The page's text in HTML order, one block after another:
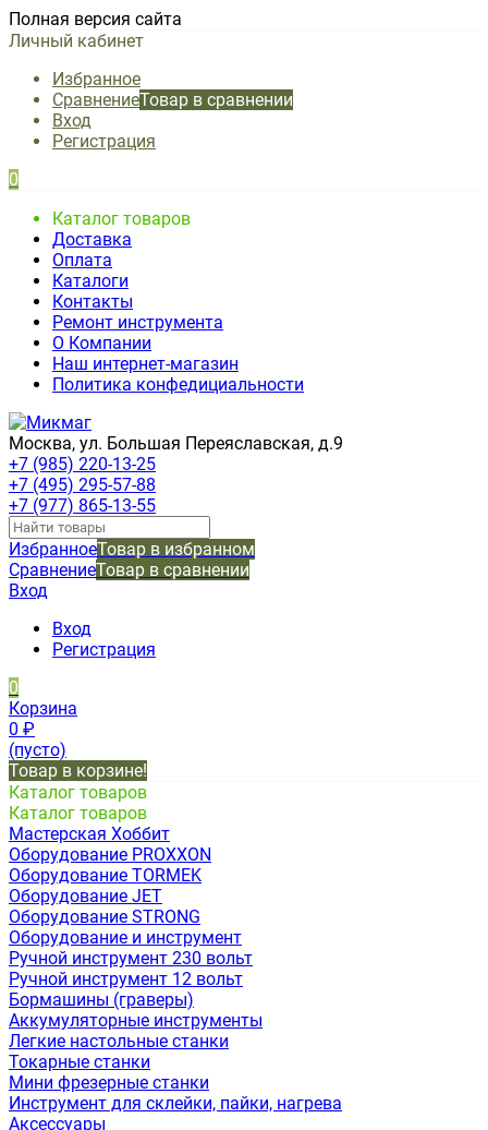
Полная версия сайта
Личный кабинет
Избранное
СравнениеТовар в сравнении
Вход
Регистрация
0
Каталог товаров
Доставка
Оплата
Каталоги
Контакты
Ремонт инструмента
О Компании
Наш интернет-магазин
Политика конфедициальности
Москва, ул. Большая Переяславская, д.9
+7 (985) 220-13-25
+7 (495) 295-57-88
+7 (977) 865-13-55
ИзбранноеТовар в избранном
СравнениеТовар в сравнении
Вход
Вход
Регистрация
0
Корзина
0 ₽
(пусто)
Товар в корзине!
Каталог товаров
Каталог товаров
Мастерская Хоббит
Оборудование PROXXON
Оборудование TORMEK
Оборудование JET
Оборудование STRONG
Оборудование и инструмент
Ручной инструмент 230 вольт
Ручной инструмент 12 вольт
Бормашины (граверы)
Аккумуляторные инструменты
Легкие настольные станки
Токарные станки
Мини фрезерные станки
Инструмент для склейки, пайки, нагрева
Аксессуары